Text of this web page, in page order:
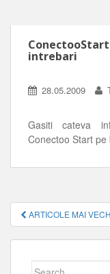
intrebari
28.05.2009
Gasiti cateva
Conectoo Start pe
NAVIGARE
ARTICOLE
ARTICOLE MAI
Search